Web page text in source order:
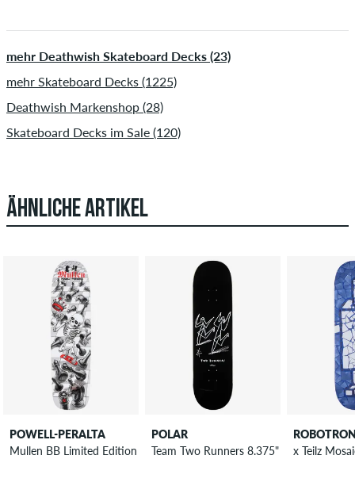
mehr Deathwish Skateboard Decks (23)
mehr Skateboard Decks (1225)
Deathwish Markenshop (28)
Skateboard Decks im Sale (120)
ÄHNLICHE ARTIKEL
POWELL-PERALTA
Mullen BB Limited Edition S17 7.4" Skateboard Deck
POLAR
Team Two Runners 8.375" Skateboard
x Teilz